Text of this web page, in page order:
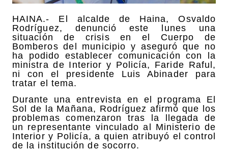
HAINA.- El alcalde de Haina, Osvaldo
Rodríguez, denunció este lunes una
situación de crisis en el Cuerpo de
Bomberos del municipio y aseguró que no
ha podido establecer comunicación con la
ministra de Interior y Policía, Faride Raful,
ni con el presidente Luis Abinader para
tratar el tema.
Durante una entrevista en el programa El
Sol de la Mañana, Rodríguez afirmó que los
problemas comenzaron tras la llegada de
un representante vinculado al Ministerio de
Interior y Policía, a quien atribuyó el control
de la institución de socorro.